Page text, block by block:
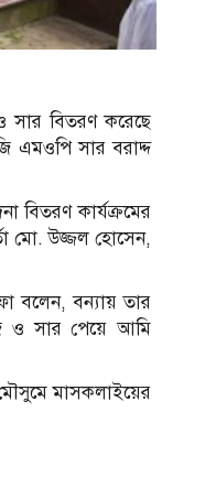
সার বিতরণ করেছে
এমওপি সার বরাদ্দ
বিতরণ কার্যক্রমের
মো. উজ্জল হোসেন,
বলেন, বন্যায় তার
ও সার পেয়ে আমি
মাসকলাইয়ের